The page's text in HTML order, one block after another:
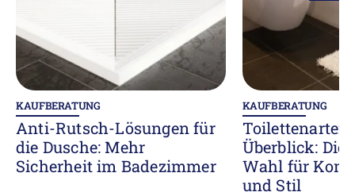
KAUFBERATUNG
Anti-Rutsch-Lösungen für
die Dusche: Mehr
Sicherheit im Badezimmer
KAUFBERATUNG
Toilettenarten
Überblick: Die
Wahl für
und Stil